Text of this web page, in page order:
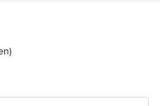
von 5 Sternen